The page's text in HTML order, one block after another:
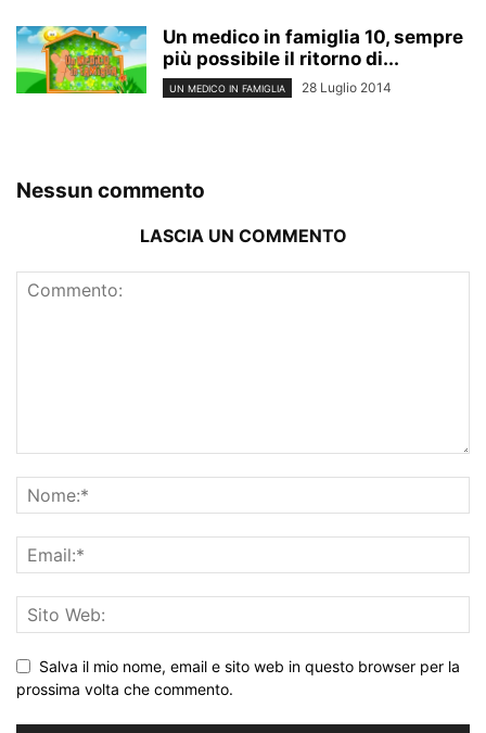
Un medico in famiglia 10, sempre
più possibile il ritorno di...
UN MEDICO IN FAMIGLIA 28 Luglio 2014
Nessun commento
LASCIA UN COMMENTO
Salva il mio nome, email e sito web in questo browser per la
prossima volta che commento.